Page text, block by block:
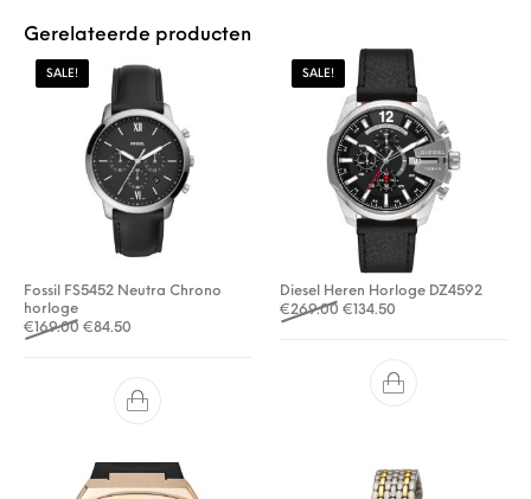
Gerelateerde producten
SALE!
Fossil FS5452 Neutra Chrono
horloge
€ 169.00 Oorspronkelijke prijs was: €169.00.
€84.50 Huidige prijs is: €84.50.
SALE!
Diesel Heren Horloge DZ4592
€269.00 Oorspronkelijke prijs was:
€ 134.50